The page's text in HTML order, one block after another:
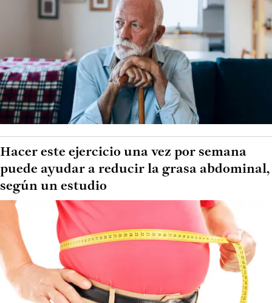
Hacer este ejercicio una vez por semana
puede ayudar a reducir la grasa abdominal,
según un estudio